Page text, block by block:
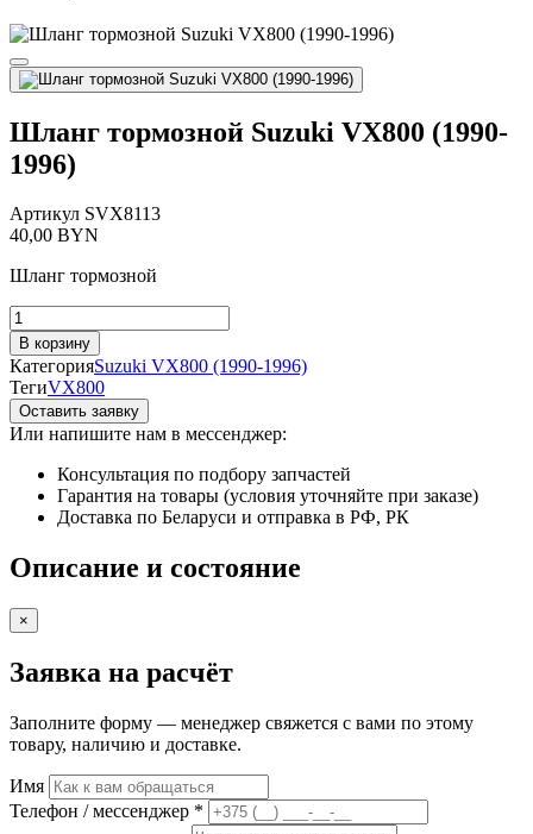
Шланг тормозной Suzuki VX800 (1990-
1996)
Артикул SVX8113
40,00 BYN
Шланг тормозной
Количество
товара
Шланг
тормозной
Suzuki
VX800
(1990-
В корзину
КатегорияSuzuki VX800 (1990-1996)
ТегиVX800
Оставить заявку
Или напишите нам в мессенджер:
Консультация по подбору запчастей
Гарантия на товары (условия уточняйте при заказе)
Доставка по Беларуси и отправка в РФ, РК
Описание и состояние
×
Заявка на расчёт
Заполните форму — менеджер свяжется с вами по этому
товару, наличию и доставке.
Имя
Телефон / мессенджер *